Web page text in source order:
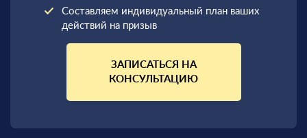
Составляем индивидуальный план ваших
действий на призыв
ЗАПИСАТЬСЯ НА
КОНСУЛЬТАЦИЮ